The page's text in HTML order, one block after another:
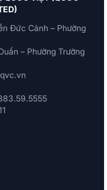
Đức Cảnh – Phường
– Phường Trường